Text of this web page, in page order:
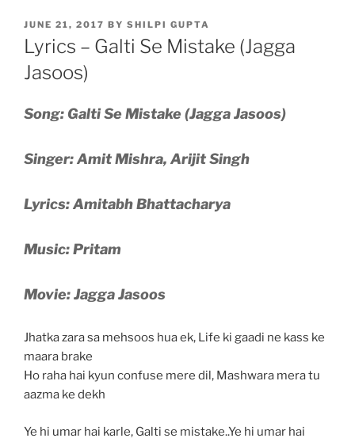
POSTED
ON
JUNE 21, 2017 BY SHILPI GUPTA
Lyrics – Galti Se Mistake (Jagga
Jasoos)
Song: Galti Se Mistake (Jagga Jasoos)
Singer: Amit Mishra, Arijit Singh
Lyrics: Amitabh Bhattacharya
Music: Pritam
Movie: Jagga Jasoos
Jhatka zara sa mehsoos hua ek, Life ki gaadi ne kass ke
maara brake
Ho raha hai kyun confuse mere dil, Mashwara mera tu
aazma ke dekh
Ye hi umar hai karle, Galti se mistake..Ye hi umar hai